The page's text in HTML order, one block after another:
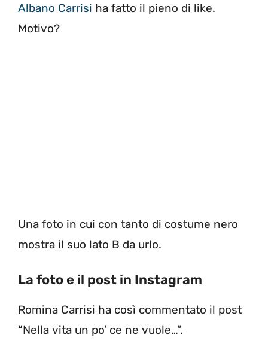
Albano Carrisi ha fatto il pieno di like.
Motivo?
Una foto in cui con tanto di costume nero
mostra il suo lato B da urlo.
La foto e il post in Instagram
Romina Carrisi ha così commentato il post
“Nella vita un po’ ce ne vuole…”.